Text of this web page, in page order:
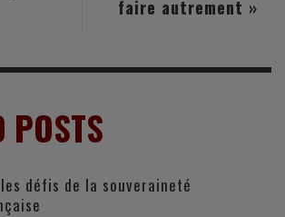
faire autrement »
POSTS
défis de la souveraineté